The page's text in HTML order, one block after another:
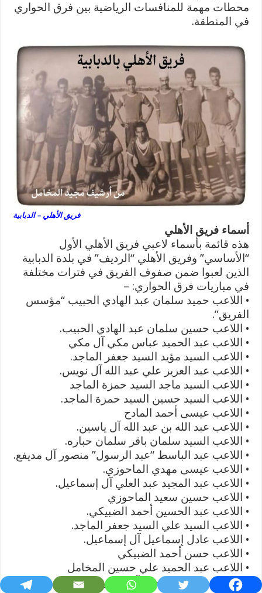
محطات مهمة للمنافسات الرياضية بين فرق الحواري
في المنطقة.
فريق الأهلي – الدبابية
أسماء فريق الأهلي
هذه قائمة بأسماء لاعبي فريق الأهلي الأول
“الأساسي” وفريق الأهلي “الرديف” في بلدة الدبابية
الذين لعبوا ضمن صفوف الفريق في فترات مختلفة
في مباريات فرق الحواري: –
• اللاعب حميد سلمان عبد الهادي الحبيب “مؤسس
الفريق”.
• اللاعب حسين سلمان عبد الهادي الحبيب.
• اللاعب عبد الحميد عباس مكي آل مكي
• اللاعب السيد مؤيد السيد جعفر الماجد.
• اللاعب عبد العزيز علي عبد الله آل نويس.
• اللاعب السيد ماجد السيد حمزة الماجد
• اللاعب السيد حسين السيد حمزة الماجد.
• اللاعب عيسى أحمد المادح
• اللاعب عبد الله بن عبد الله آل ياسين.
• اللاعب السيد سلمان باقر سلمان حباره.
• اللاعب عبد الباسط “عبد الرسول” منصور آل مديفع.
• اللاعب عيسى مهدي الماحوزي.
• اللاعب عبد المجيد عبد العلي آل إسماعيل.
• اللاعب حسين سعيد الماحوزي
• اللاعب عبد الحسين أحمد الضبيكي.
• اللاعب السيد علي السيد جعفر الماجد.
• اللاعب عادل إسماعيل آل إسماعيل.
• اللاعب حسن أحمد الضبيكي
• اللاعب عبد الحميد علي حسين المخامل
• اللاعب عبد الله منصور آل مديفع.